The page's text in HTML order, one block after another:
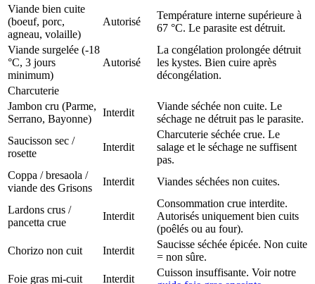
Viande bien cuite
(boeuf, porc,
agneau, volaille)
Autorisé
Température interne supérieure à
67 °C. Le parasite est détruit.
Viande surgelée (-18
°C, 3 jours
minimum)
Autorisé
La congélation prolongée détruit
les kystes. Bien cuire après
décongélation.
Charcuterie
Jambon cru (Parme,
Serrano, Bayonne)
Interdit
Viande séchée non cuite. Le
séchage ne détruit pas le parasite.
Saucisson sec /
rosette
Interdit
Charcuterie séchée crue. Le
salage et le séchage ne suffisent
pas.
Coppa / bresaola /
viande des Grisons
Interdit Viandes séchées non cuites.
Lardons crus /
pancetta crue
Interdit
Consommation crue interdite.
Autorisés uniquement bien cuits
(poêlés ou au four).
Chorizo non cuit
Interdit
Saucisse séchée épicée. Non cuite
= non sûre.
Foie gras mi-cuit
Interdit
Cuisson insuffisante. Voir notre